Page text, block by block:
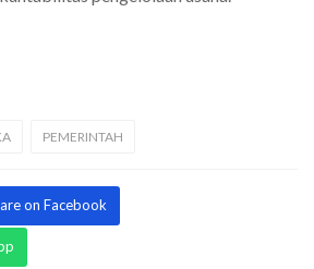
PEMERINTAH
on Facebook